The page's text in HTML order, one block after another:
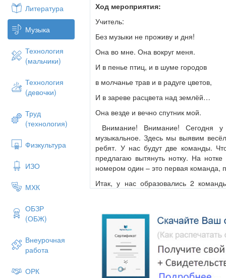
Литература
Музыка
Технология
(мальчики)
Технология
(девочки)
Труд
(технология)
Физкультура
ИЗО
МХК
ОБЗР
(ОБЖ)
Внеурочная
работа
ОРК
Ход мероприятия:
Учитель:
Без музыки не проживу и дня!
Она во мне. Она вокруг меня.
И в пенье птиц, и в шуме городов
в молчанье трав и в радуге цветов,
И в зареве расцвета над землёй…
Она везде и вечно спутник мой.
Внимание! Внимание! Сегодня
музыкальное. Здесь мы выявим
ребят. У нас будут две команды.
предлагаю вытянуть нотку. На
номером один – это первая команда,
Итак, у нас образовались 2
(Представление членов жюри.)
Итак, мы начинаем!
1 КОНКУРС « Разминка»
Вопросы «1»